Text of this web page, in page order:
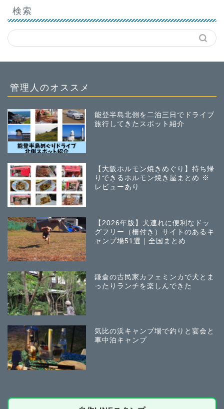
検索
管理人のオススメ
能登半島北側を二泊三日でドライブ
旅行してきたスポット紹介
【大阪ホルモン焼きめぐり】持ち帰
りできるホルモン焼き屋まとめ ※
レビューあり
【2026年版】犬連れに便利なドッ
グフリー（柵付き）サイトのあるキ
ャンプ場51選｜全国まとめ
鎌倉の古民家カフェミンカで犬とま
ったりランチを楽しんできた
気比の浜キャンプ場で釣りと宴会と
車中泊キャンプ